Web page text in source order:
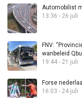
Automobilist
13:36 - 26 juli
FNV:
wanbeleid
19:44 - 21 juli
Forse
16:03 - 24 juli